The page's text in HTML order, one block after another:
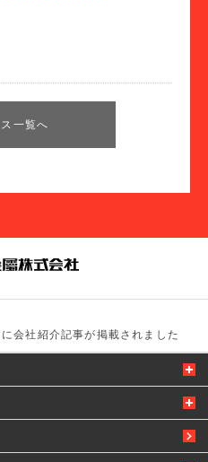
一覧へ
会社紹介記事が掲載されました